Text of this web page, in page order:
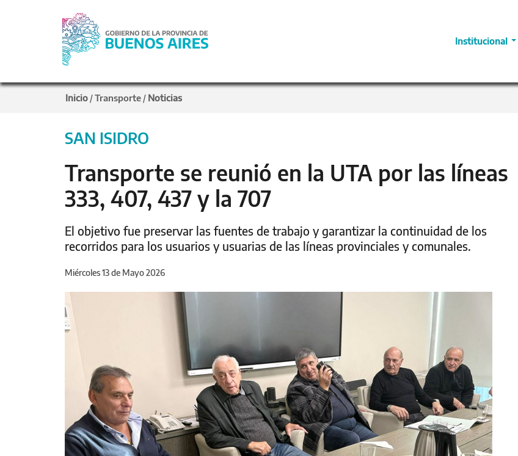
Institucional
Inicio /Transporte / Noticias
SAN ISIDRO
Transporte se reunió en la UTA por las líneas
333, 407, 437 y la 707
El objetivo fue preservar las fuentes de trabajo y garantizar la continuidad de los
recorridos para los usuarios y usuarias de las líneas provinciales y comunales.
Miércoles 13 de Mayo 2026